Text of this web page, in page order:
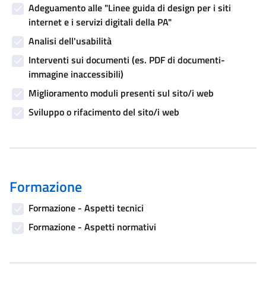
Adeguamento alle "Linee guida di design per i siti
internet e i servizi digitali della PA"
Analisi dell'usabilità
Interventi sui documenti (es. PDF di documenti-
immagine inaccessibili)
Miglioramento moduli presenti sul sito/i web
Sviluppo o rifacimento del sito/i web
Formazione
Formazione - Aspetti tecnici
Formazione - Aspetti normativi